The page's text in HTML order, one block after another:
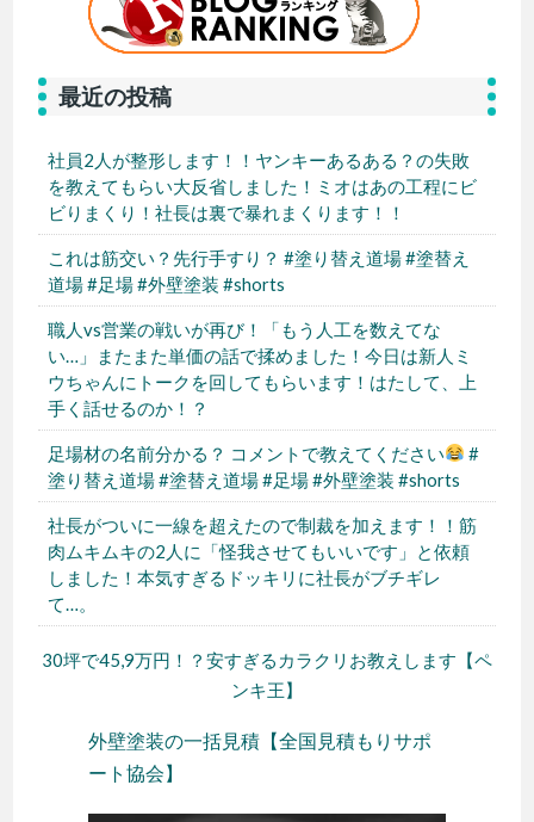
最近の投稿
社員2人が整形します！！ヤンキーあるある？の失敗
を教えてもらい大反省しました！ミオはあの工程にビ
ビりまくり！社長は裏で暴れまくります！！
これは筋交い？先行手すり？ #塗り替え道場 #塗替え
道場 #足場 #外壁塗装 #shorts
職人vs営業の戦いが再び！「もう人工を数えてな
い…」またまた単価の話で揉めました！今日は新人ミ
ウちゃんにトークを回してもらいます！はたして、上
手く話せるのか！？
足場材の名前分かる？ コメントで教えてください
#
塗り替え道場 #塗替え道場 #足場 #外壁塗装 #shorts
社長がついに一線を超えたので制裁を加えます！！筋
肉ムキムキの2人に「怪我させてもいいです」と依頼
しました！本気すぎるドッキリに社長がブチギレ
て…。
30坪で45,9万円！？安すぎるカラクリお教えします【ペ
ンキ王】
外壁塗装の一括見積【全国見積もりサポ
ート協会】